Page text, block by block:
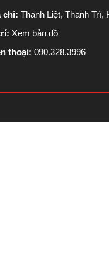
chỉ: Thanh Liệt, Thanh Trì,
Xem bản đồ
thoại: 090.328.3996
Up